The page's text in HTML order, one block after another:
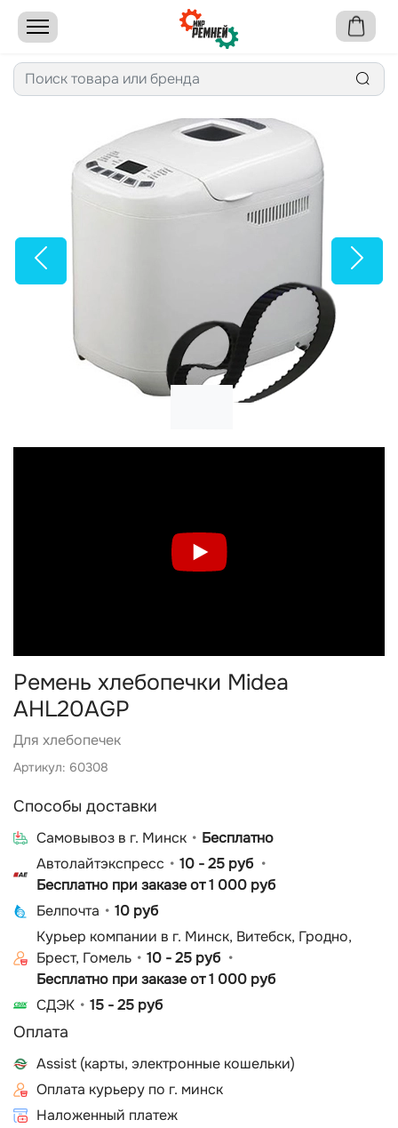
Ремень хлебопечки Midea
AHL20AGP
Для хлебопечек
Артикул: 60308
Способы доставки
Cамовывоз в г. Минск
Бесплатно
Автолайтэкспресс
10 - 25 руб
Бесплатно при заказе от 1 000 руб
Белпочта
10 руб
Курьер компании в г. Минск, Витебск, Гродно,
Брест, Гомель
10 - 25 руб
Бесплатно при заказе от 1 000 руб
СДЭК
15 - 25 руб
Оплата
Assist (карты, электронные кошельки)
Оплата курьеру по г. минск
Наложенный платеж